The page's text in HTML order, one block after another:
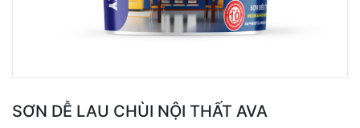
SƠN DỄ LAU CHÙI NỘI THẤT AVA